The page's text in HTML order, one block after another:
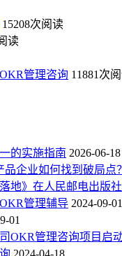
15208次阅读
读
管理咨询 11881次
的实施指南 2026-06-18
企业如何找到破局点？
地》在人民邮电出版
管理辅导 2024-09-01
01
OKR管理咨询项目启